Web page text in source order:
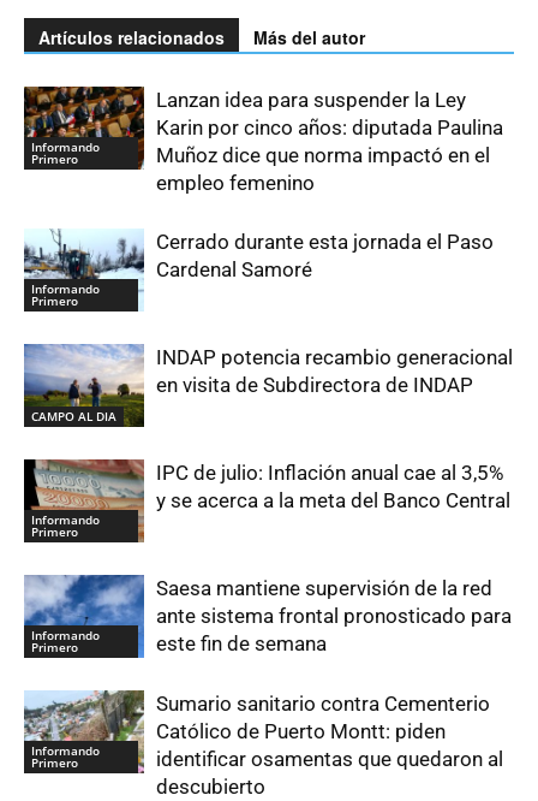
Artículos relacionados Más del autor
Informando
Primero
Lanzan idea para suspender la Ley
Karin por cinco años: diputada Paulina
Muñoz dice que norma impactó en el
empleo femenino
Informando
Primero
Cerrado durante esta jornada el Paso
Cardenal Samoré
CAMPO AL DIA
INDAP potencia recambio generacional
en visita de Subdirectora de INDAP
Informando
Primero
IPC de julio: Inflación anual cae al 3,5%
y se acerca a la meta del Banco Central
Informando
Primero
Saesa mantiene supervisión de la red
ante sistema frontal pronosticado para
este fin de semana
Informando
Primero
Sumario sanitario contra Cementerio
Católico de Puerto Montt: piden
identificar osamentas que quedaron al
descubierto